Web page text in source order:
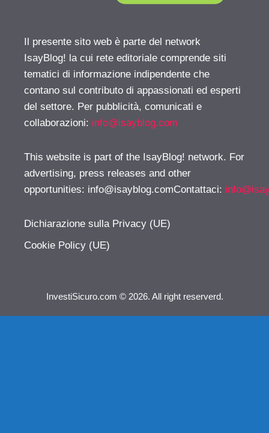
Il presente sito web è parte del network
IsayBlog! la cui rete editoriale comprende siti
tematici di informazione indipendente che
contano sul contributo di appassionati ed esperti
del settore. Per pubblicità, comunicati e
collaborazioni: info@isayblog.com
This website is part of the IsayBlog! network. For
advertising, press releases and other
opportunities: info@isayblog.comContattaci:
Dichiarazione sulla Privacy (UE)
Cookie Policy (UE)
InvestiSicuro.com © 2026. All right reserverd.